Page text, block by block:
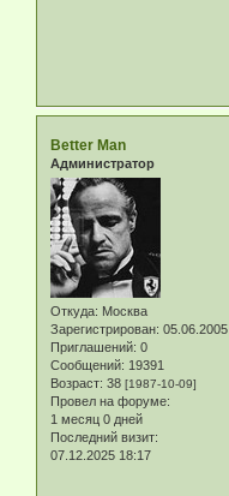
Better Man
Администратор
Откуда: Москва
Зарегистрирован: 05.06.2005
Приглашений: 0
Сообщений: 19391
Возраст: 38 [1987-10-09]
Провел на форуме:
1 месяц 0 дней
Последний визит:
07.12.2025 18:17